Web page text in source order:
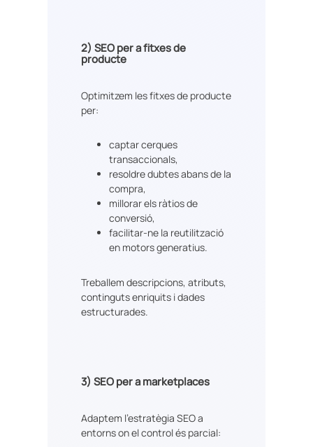
2) SEO per a fitxes de
producte
Optimitzem les fitxes de producte
per:
captar cerques
transaccionals,
resoldre dubtes abans de la
compra,
millorar els ràtios de
conversió,
facilitar-ne la reutilització
en motors generatius.
Treballem descripcions, atributs,
continguts enriquits i dades
estructurades.
3) SEO per a marketplaces
Adaptem l’estratègia SEO a
entorns on el control és parcial: